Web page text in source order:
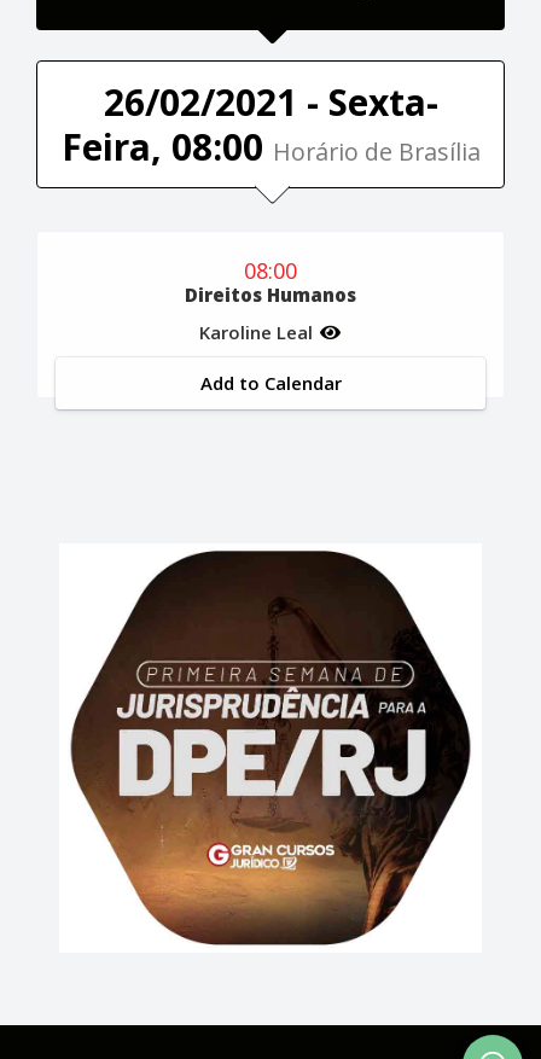
26/02/2021 - Sexta-
Feira, 08:00 Horário de Brasília
08:00
Direitos Humanos
Karoline Leal
Add to Calendar